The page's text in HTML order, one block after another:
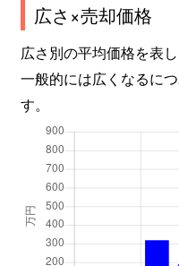
広さ×売却価格
広さ別の平均価格を表し
一般的には広くなるに
す。